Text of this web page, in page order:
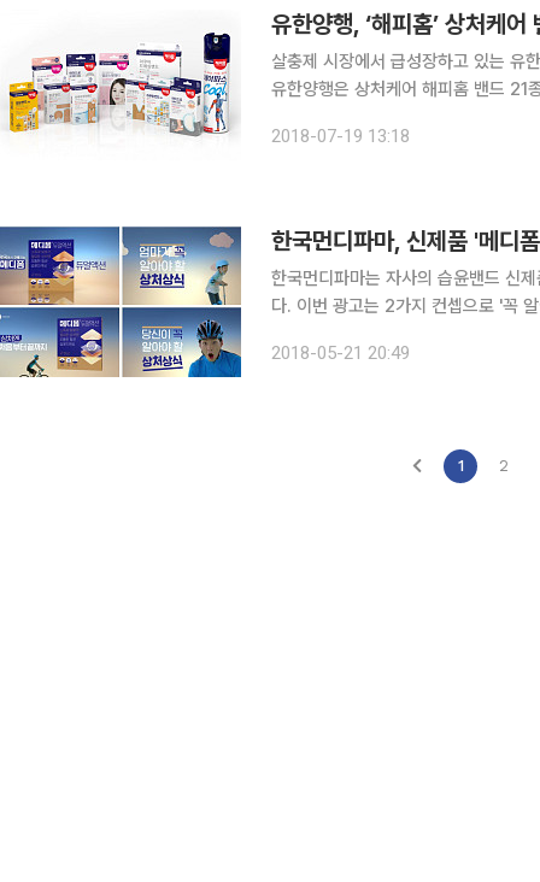
유한양행, ‘해피홈’ 상처케어
살충제 시장에서 급성장하고 있는 유
유한양행은 상처케어 해피홈 밴드 21
드로콜로이드 밴드 등 상처케어 제품
2018-07-19 13:18
한국먼디파마, 신제품 '메디
한국먼디파마는 자사의 습윤밴드 신
다. 이번 광고는 2가지 컨셉으로 '꼭 알아야 하는 상처 관리 상식'이라는 테마로 제작됐다. 첫 번째
컨셉 모두 소독이 필요하고 진물이 나
2018-05-21 20:49
1 2